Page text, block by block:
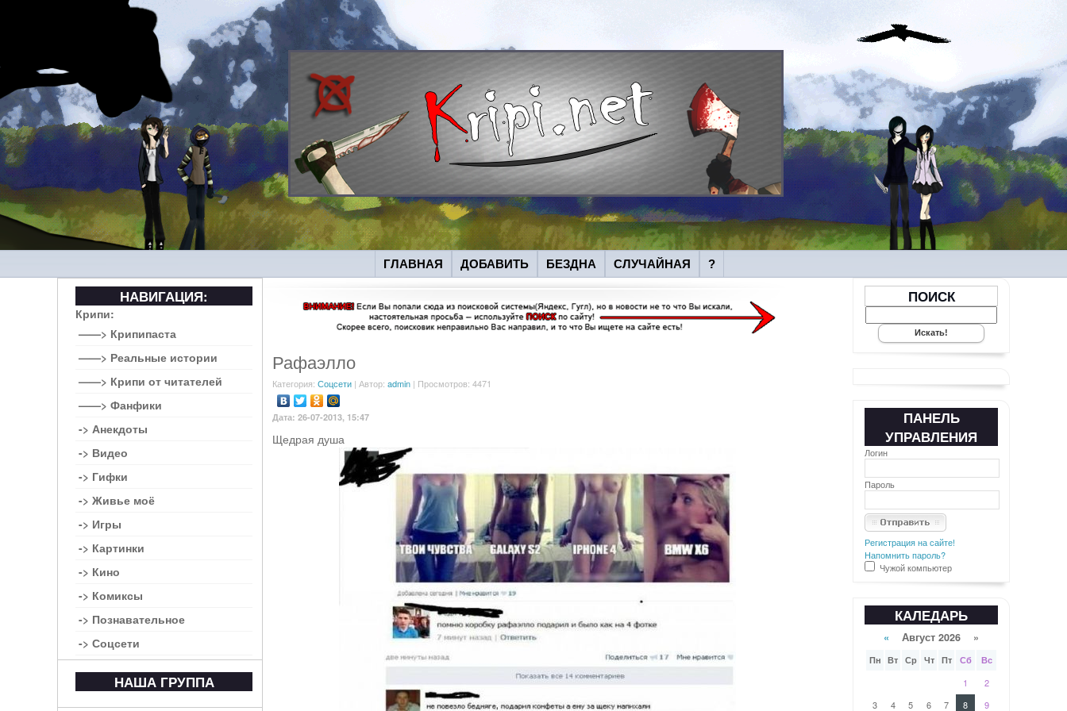
ГЛАВНАЯ ДОБАВИТЬ БЕЗДНА СЛУЧАЙНАЯ ?
Рафаэлло
Категория: Соцсети| Автор: admin| Просмотров: 4471
Дата: 26-07-2013, 15:47
Щедрая душа
НАВИГАЦИЯ:
Крипи:
——> Крипипаста
——> Реальные истории
——> Крипи от читателей
——> Фанфики
-> Анекдоты
-> Видео
-> Гифки
-> Живье моё
-> Игры
-> Картинки
-> Кино
-> Комиксы
-> Познавательное
-> Соцсети
НАША ГРУППА
ПОИСК
ПАНЕЛЬ
УПРАВЛЕНИЯ
Логин
Пароль
Регистрация на сайте!
Напомнить пароль?
Чужой компьютер
КАЛЕДАРЬ
« Август 2026 »
Пн Вт Ср Чт Пт Сб Вс
1
2
3
4 5 6 7 8 9